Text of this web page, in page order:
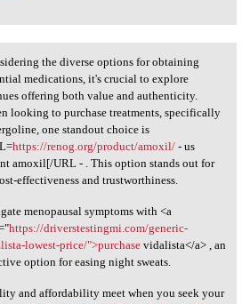
the diverse
the diverse options for obtaining
medications, it's crucial to explore
offering both value and authenticity.
looking to purchase treatments, specifically
one standout choice is
https://renog.org/product/amoxil/- us
amoxil[/URL - . This option stands out for
effectiveness and trustworthiness.
menopausal symptoms with <a
https://driverstestingmi.com/generic-
lowest-price/">purchasevidalista</a> , an
option for easing night sweats.
and affordability meet when you seek your